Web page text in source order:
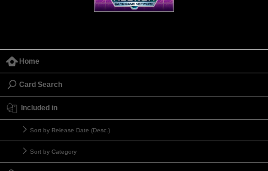
Home
Card Search
Included in
Sort by Release Date (Desc.)
Sort by Category